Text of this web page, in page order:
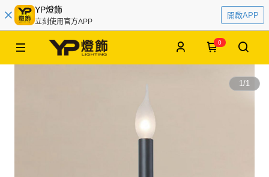
YP燈飾
立刻使用官方APP
開啟APP
0
1/1